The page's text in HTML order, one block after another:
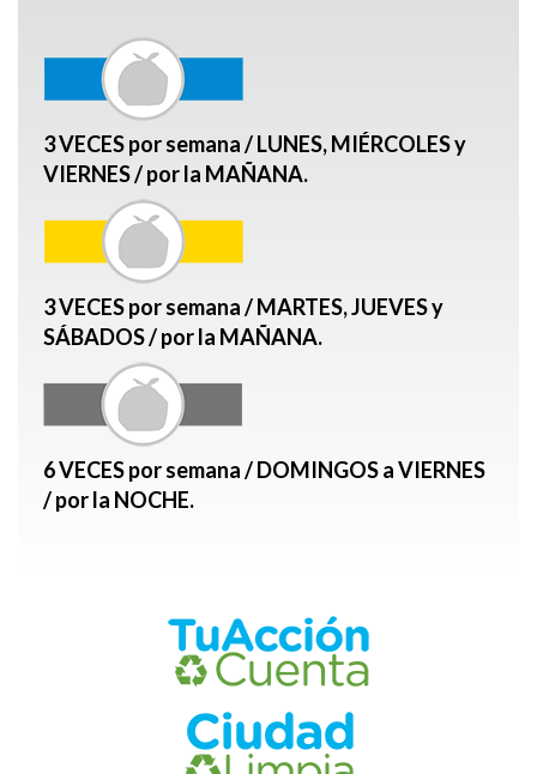
3 VECES por semana / LUNES, MIÉRCOLES y
VIERNES / por la MAÑANA.
3 VECES por semana / MARTES, JUEVES y
SÁBADOS / por la MAÑANA.
6 VECES por semana / DOMINGOS a VIERNES
/ por la NOCHE.